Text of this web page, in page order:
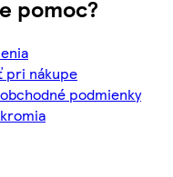
pomoc?
pri nákupe
podmienky